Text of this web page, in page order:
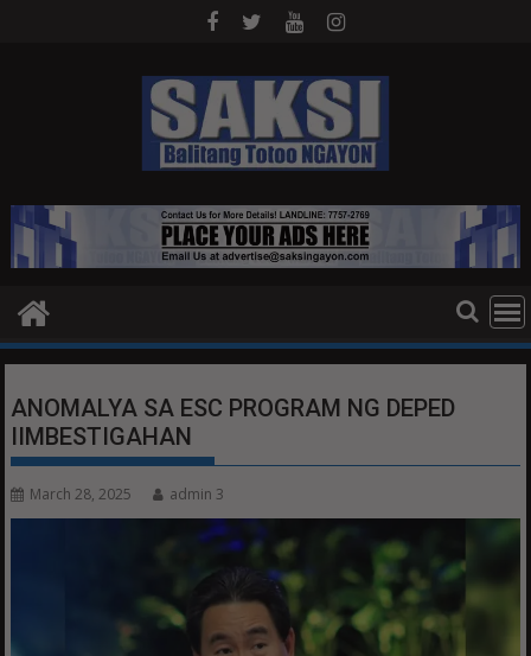
ANOMALYA SA ESC PROGRAM NG DEPED
IIMBESTIGAHAN
March 28, 2025 admin 3